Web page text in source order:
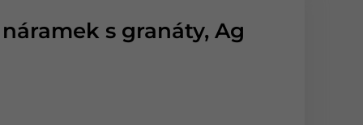
s granáty, Ag